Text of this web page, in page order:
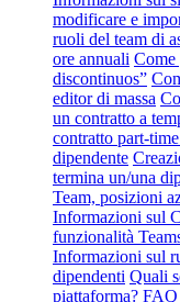
modificare e
ruoli del team di
ore annuali Come
discontinuos”
editor di massa
un contratto a
contratto part-
dipendente
termina un/una
Team, posizioni
Informazioni sul
funzionalità
Informazioni sul
dipendenti Quali
piattaforma? FAQ